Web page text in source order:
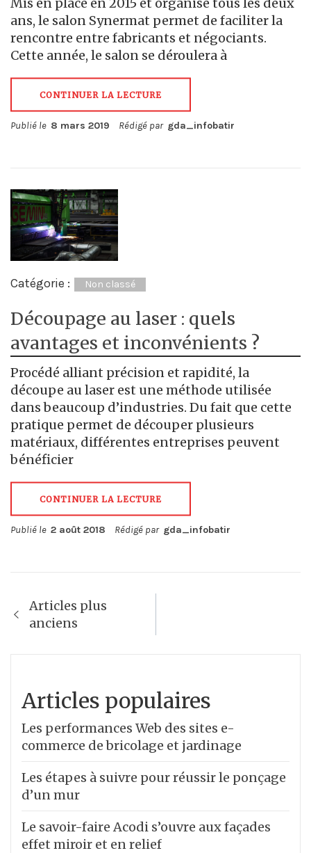
ans, le salon Synermat permet de faciliter la
rencontre entre fabricants et négociants.
Cette année, le salon se déroulera à
CONTINUER LA LECTURE
Publié le 8 mars 2019 Rédigé par gda_infobatir
Catégorie : Non classé
Découpage au laser : quels
avantages et inconvénients ?
Procédé alliant précision et rapidité, la
découpe au laser est une méthode utilisée
dans beaucoup d’industries. Du fait que cette
pratique permet de découper plusieurs
matériaux, différentes entreprises peuvent
bénéficier
CONTINUER LA LECTURE
Publié le 2 août 2018 Rédigé par gda_infobatir
Navigation
des
Articles plus
anciens
Articles populaires
Les performances Web des sites e-
commerce de bricolage et jardinage
Les étapes à suivre pour réussir le ponçage
d’un mur
Le savoir-faire Acodi s’ouvre aux façades
effet miroir et en relief